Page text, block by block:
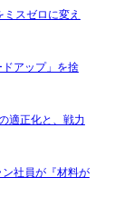
スゼロに変え
アップ」を捨
適正化と、戦力
社員が『材料が